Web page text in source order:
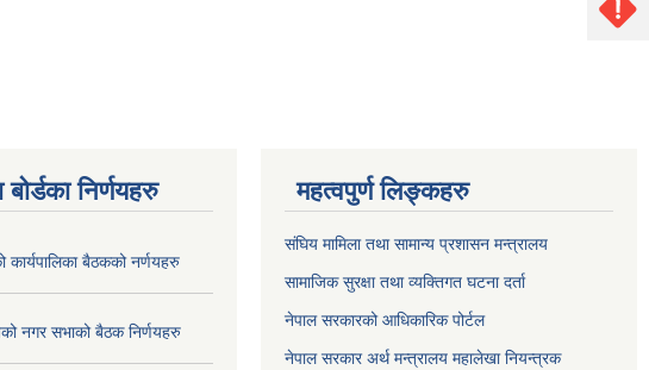
निर्णयहरु
बैठकको नर्णयहरु
नगर सभाको बैठक निर्णयहरु
महत्वपुर्ण लिङ्कहरु
संघिय मामिला तथा सामान्य प्रशासन मन्त्रालय
सामाजिक सुरक्षा तथा व्यक्तिगत घटना दर्ता
नेपाल सरकारको आधिकारिक पोर्टल
नेपाल सरकार अर्थ मन्त्रालय महालेखा नियन्त्रक